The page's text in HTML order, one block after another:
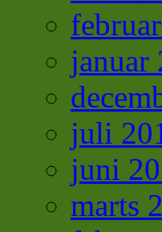
januar
juli
juni
marts